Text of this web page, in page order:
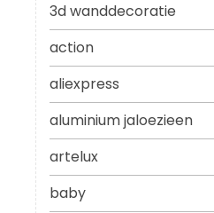
3d wanddecoratie
action
aliexpress
aluminium jaloezieen
artelux
baby